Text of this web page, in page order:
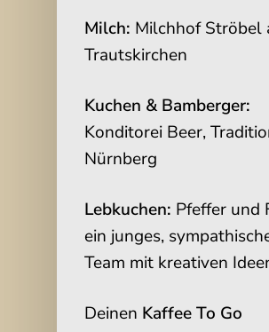
Milch: Milchhof Ströbel
Trautskirchen
Kuchen & Bamberger:
Konditorei Beer,
Nürnberg
Lebkuchen: Pfeffer und
ein junges,
Team mit kreativen
Deinen Kaffee To Go